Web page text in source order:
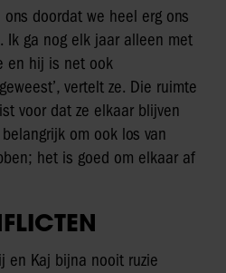
doordat we heel erg ons
Ik ga nog elk jaar alleen met
en hij is net ook
vertelt ze. Die ruimte
voor dat ze elkaar blijven
om ook los van
het is goed om elkaar af
en Kaj bijna nooit ruzie